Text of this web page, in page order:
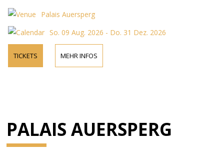
Palais Auersperg
So. 09 Aug. 2026 - Do. 31 Dez. 2026
TICKETS MEHR INFOS
PALAIS AUERSPERG